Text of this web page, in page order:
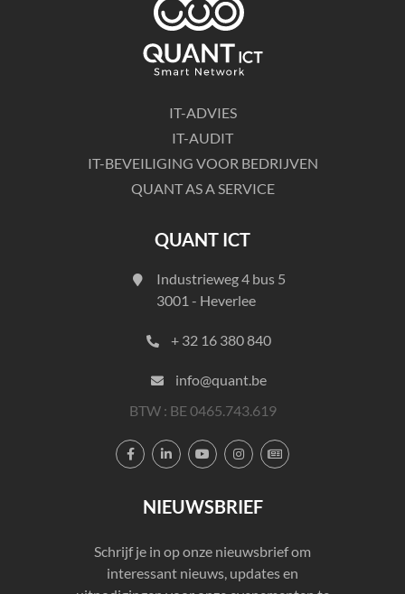
IT-ADVIES
IT-AUDIT
IT-BEVEILIGING VOOR BEDRIJVEN
QUANT AS A SERVICE
QUANT ICT
Industrieweg 4 bus 5
3001 - Heverlee
+ 32 16 380 840
info@quant.be
BTW : BE 0465.743.619
    
NIEUWSBRIEF
Schrijf je in op onze nieuwsbrief om
interessant nieuws, updates en